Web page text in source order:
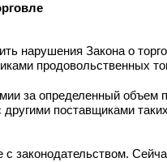
нарушения Закона о
продовольственных
за определенный объем
поставщиками
законодательством.